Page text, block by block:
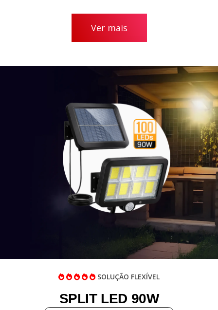
Ver mais
SOLUÇÃO FLEXÍVEL
SPLIT LED 90W